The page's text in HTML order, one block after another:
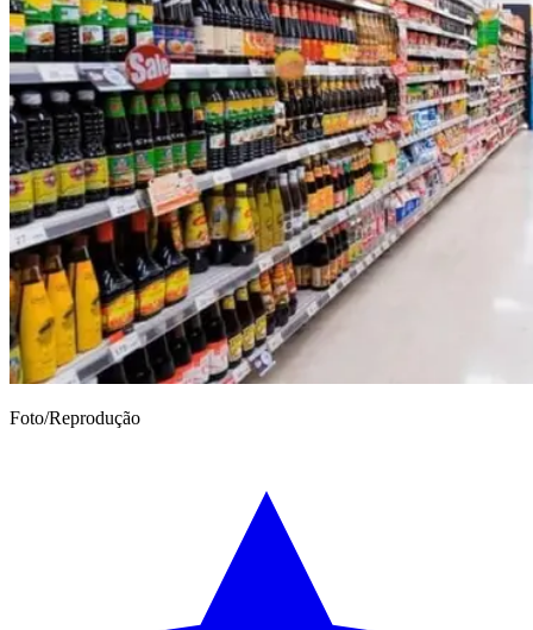
Foto/Reprodução